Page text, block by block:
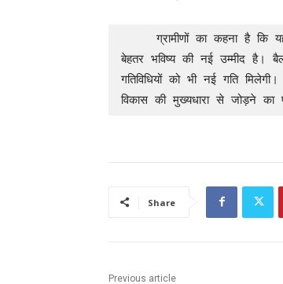
     ग्रामीणों का कहना है कि यह सड़क केवल एक मार्ग नहीं, बल्कि क्षेत्र के विकास, शिक्षा, स्वास्थ्य और
बेहतर भविष्य की नई उम्मीद है।
गतिविधियों को भी नई गति
विकास की मुख्यधारा से जोड़ने का
Share
Previous article